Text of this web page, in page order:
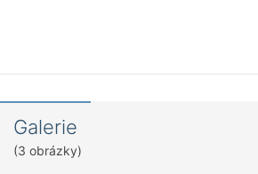
Galerie
(3 obrázky)